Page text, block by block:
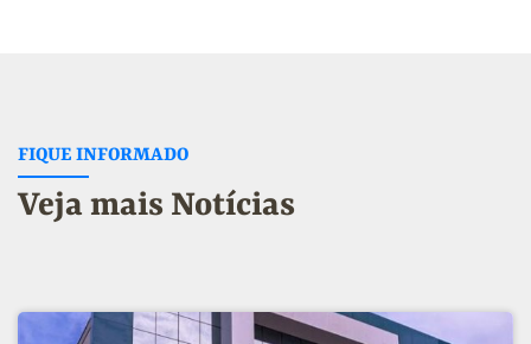
FIQUE INFORMADO
Veja mais Notícias